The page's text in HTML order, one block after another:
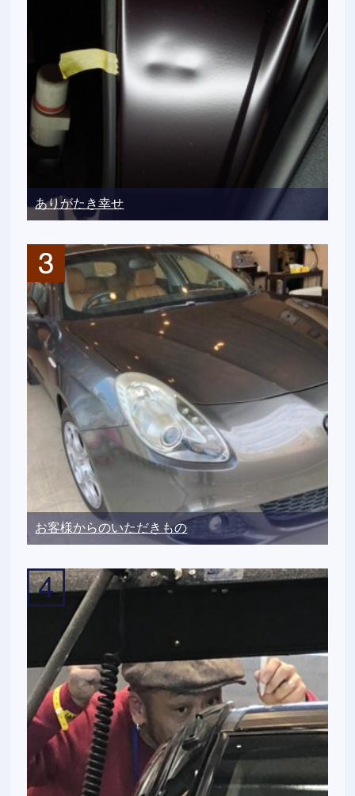
ありがたき幸せ
お客様からのいただきもの